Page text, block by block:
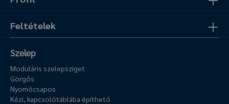
Feltételek
Szelep
Moduláris szelepsziget
Görgős
Nyomócsapos
Kézi, kapcsolótáblába építhető